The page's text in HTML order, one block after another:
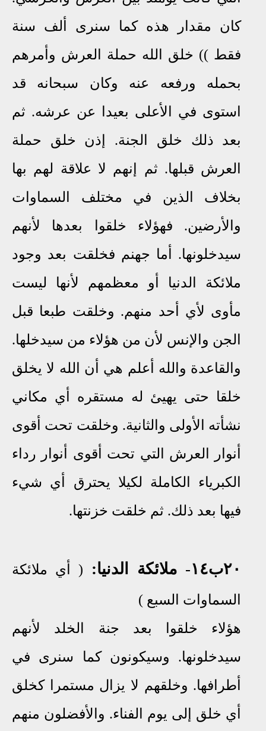
كان مقدار هذه كما سنرى ألف سنة
فقط )) خلق الله حملة العرش وأمرهم
بحمله ورفعه عنه وكان سبحانه قد
استوى في الأعلى بعيدا عن عرشه. ثم
بعد ذلك خلق الجنة.
إذن خلق حملة
العرش قبلها. ثم إنهم لا علاقة لهم بها
بخلاف الذين في مختلف السماوات
والأرضين. فهؤلاء خلقوا بعدها لأنهم
سيدخلونها.
أما جهنم فخلقت بعد وجود
ملائكة الدنيا أو معظمهم لأنها ليست
مأوى لأي أحد منهم. وخلقت طبعا قبل
الجن والإنس لأن من هؤلاء من سيدخلها.
والقاعدة والله أعلم هي أن الله لا يخلق
خلقا حتى يهيئ له مستقره أي مكاني
نشأته الأولى والثانية. وخلقت تحت أقوى
أنوار العرش التي تحت أقوى أنوار رداء
الكبرياء الكاملة لكيلا يحترق أي شيء
فيها بعد ذلك. ثم خلقت خزنتها.
٢٠ب ١٤- ملائكة الدنيا:
( أي ملائكة
السماوات السبع )
هؤلاء خلقوا بعد جنة الخلد لأنهم
سيدخلونها. وسيكونون كما سنرى في
أطرافها. وخلقهم لا يزال مستمرا كخلق
أي خلق إلى يوم الفناء. والأفضلون منهم